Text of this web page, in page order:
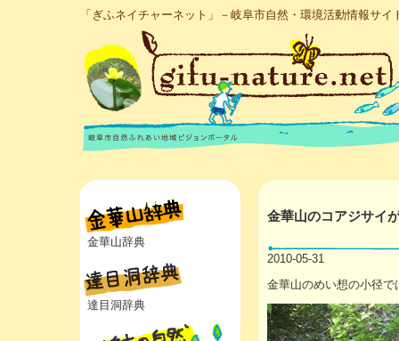
「ぎふネイチャーネット」－岐阜市自然・環境活動情報サイ
金華山辞典
達目洞辞典
金華山のコアジサイ
2010-05-31
金華山のめい想の小径